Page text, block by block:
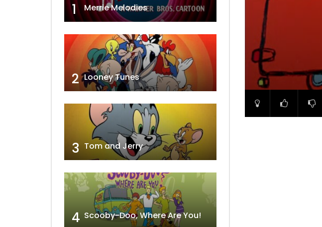
00:00
1 Merrie Melodies
2 Looney Tunes
3 Tom and Jerry
4 Scooby-Doo, Where Are You!